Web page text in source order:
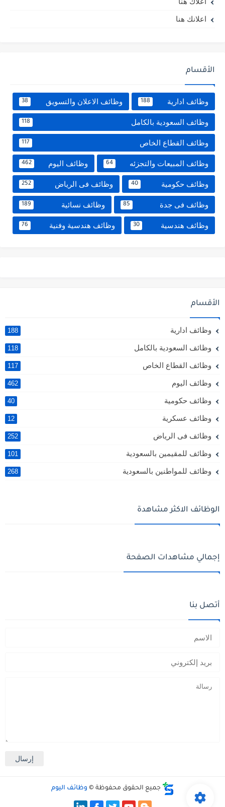
اعلانك هنا
الأقسام
وظائف ادارية 188 وظائف الاعلان والتسويق 38
وظائف السعودية بالكامل 118
وظائف القطاع الخاص 117
وظائف المبيعات والتجزئه 64 وظائف اليوم 462
وظائف حكومية 40 وظائف فى الرياض 252
وظائف فى جدة 85 وظائف نسائية 189
وظائف هندسية 30 وظائف هندسية وفنية 76
الأقسام
وظائف ادارية 188
وظائف السعودية بالكامل 118
وظائف القطاع الخاص 117
وظائف اليوم 462
وظائف حكومية 40
وظائف عسكرية 12
وظائف فى الرياض 252
وظائف للمقيمين بالسعودية 101
وظائف للمواطنين بالسعودية 268
الوظائف الاكثر مشاهدة
إجمالي مشاهدات الصفحة
أتصل بنا
جميع الحقوق محفوظة © وظائف اليوم